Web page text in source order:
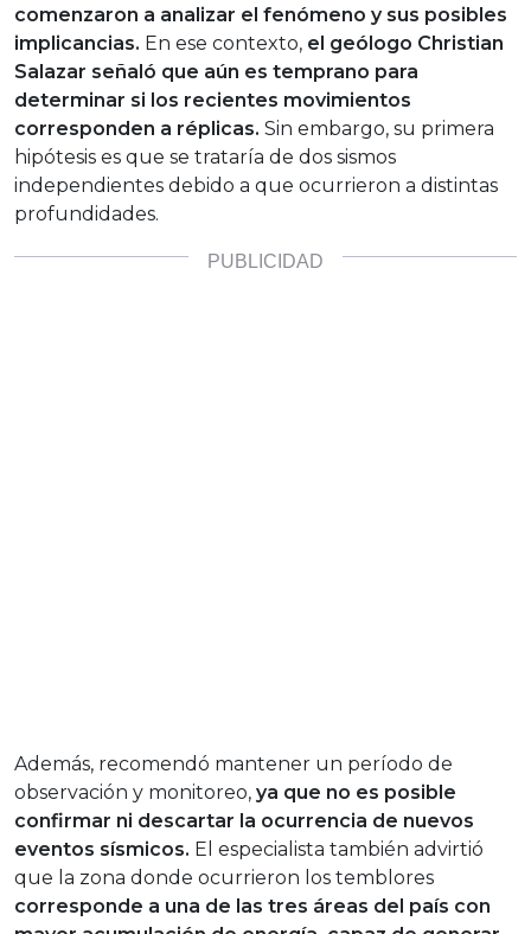
comenzaron a analizar el fenómeno y sus posibles
implicancias. En ese contexto, el geólogo Christian
Salazar señaló que aún es temprano para
determinar si los recientes movimientos
corresponden a réplicas. Sin embargo, su primera
hipótesis es que se trataría de dos sismos
independientes debido a que ocurrieron a distintas
profundidades.
Además, recomendó mantener un período de
observación y monitoreo, ya que no es posible
confirmar ni descartar la ocurrencia de nuevos
eventos sísmicos. El especialista también advirtió
que la zona donde ocurrieron los temblores
corresponde a una de las tres áreas del país con